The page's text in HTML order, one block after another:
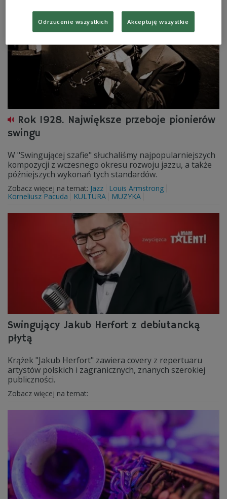
Rok 1928. Największe przeboje pionierów
swingu
W "Swingującej szafie" słuchaliśmy najpopularniejszych
kompozycji z wczesnego okresu rozwoju jazzu, a także
późniejszych wykonań tych standardów.
Zobacz więcej na temat: Jazz
Louis Armstrong
Korneliusz Pacuda
KULTURA MUZYKA
Swingujący Jakub Herfort z debiutancką
płytą
Krążek "Jakub Herfort" zawiera covery z repertuaru
artystów polskich i zagranicznych, znanych szerokiej
publiczności.
Zobacz więcej na temat:
Odrzucenie wszystkich Akceptuję wszystkie